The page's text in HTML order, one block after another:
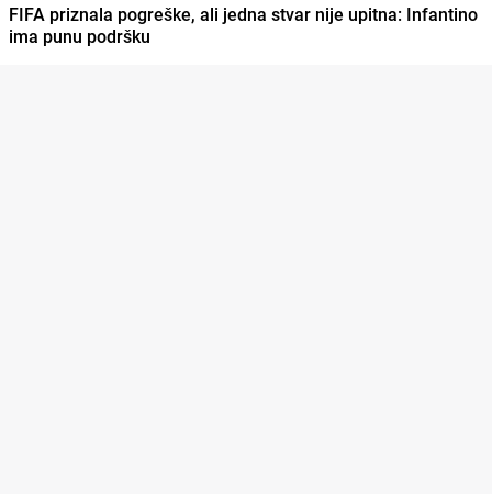
FIFA priznala pogreške, ali jedna stvar nije upitna: Infantino
ima punu podršku